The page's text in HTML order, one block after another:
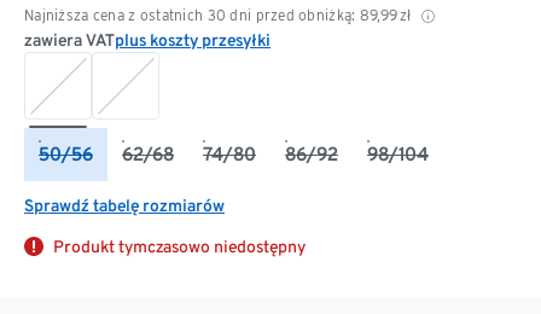
Najniższa cena z ostatnich 30 dni przed obniżką: 89,99 zł
zawiera VATplus koszty przesyłki
50/56 62/68 74/80 86/92 98/104
Sprawdź tabelę rozmiarów
Produkt tymczasowo niedostępny